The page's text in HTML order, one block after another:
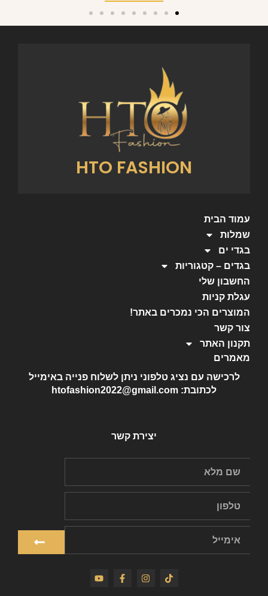
HTO FASHION
עמוד הבית
שמלות
בגדי ים
בגדים – קטגוריות
החשבון שלי
עגלת קניות
המוצרים הכי נמכרים באתר!
צור קשר
תקנון האתר
מאמרים
לרכישה עם נציג טלפוני ניתן לשלוח פנייה באימייל
לכתובת: htofashion2022@gmail.com
יצירת קשר